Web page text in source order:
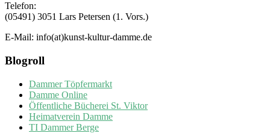
Telefon:
(05491) 3051 Lars Petersen (1. Vors.)
E-Mail: info(at)kunst-kultur-damme.de
Blogroll
Dammer Töpfermarkt
Damme Online
Öffentliche Bücherei St. Viktor
Heimatverein Damme
TI Dammer Berge